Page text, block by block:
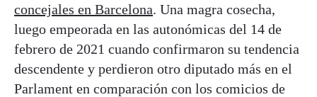
concejales en Barcelona. Una magra cosecha,
luego empeorada en las autonómicas del 14 de
febrero de 2021 cuando confirmaron su tendencia
descendente y perdieron otro diputado más en el
Parlament en comparación con los comicios de